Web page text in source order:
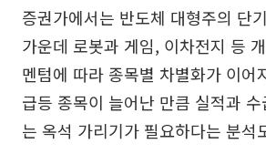
증권가에서는 반도체 대형주의 단
가운데 로봇과 게임, 이차전지 등
멘텀에 따라 종목별 차별화가 이어
급등 종목이 늘어난 만큼 실적과
는 옥석 가리기가 필요하다는 분석